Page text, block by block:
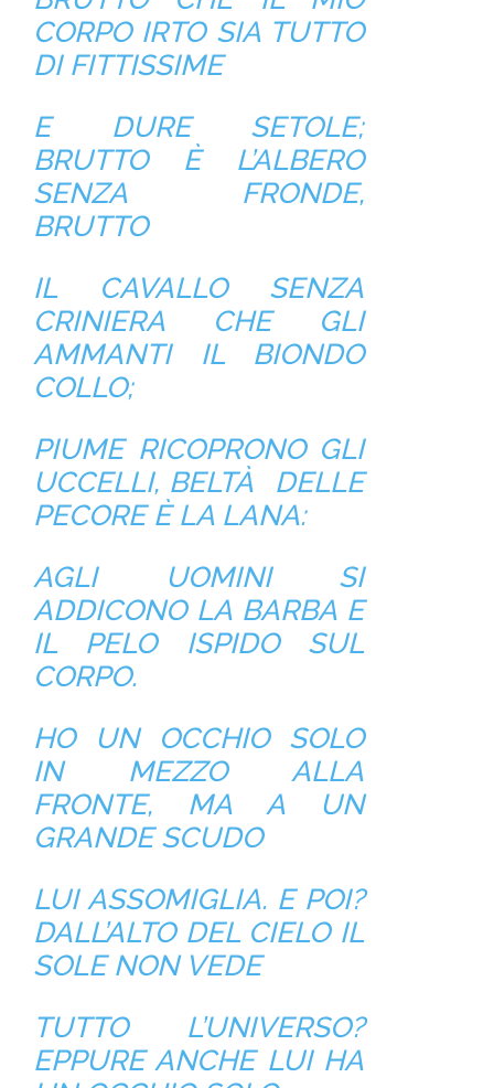
CORPO IRTO SIA TUTTO
DI FITTISSIME
E DURE SETOLE;
BRUTTO È L’ALBERO
SENZA FRONDE,
BRUTTO
IL CAVALLO SENZA
CRINIERA CHE GLI
AMMANTI IL BIONDO
COLLO;
PIUME RICOPRONO GLI
UCCELLI, BELTÀ DELLE
PECORE È LA LANA:
AGLI UOMINI SI
ADDICONO LA BARBA E
IL PELO ISPIDO SUL
CORPO.
HO UN OCCHIO SOLO
IN MEZZO ALLA
FRONTE, MA A UN
GRANDE SCUDO
LUI ASSOMIGLIA. E POI?
DALL’ALTO DEL CIELO IL
SOLE NON VEDE
TUTTO L’UNIVERSO?
EPPURE ANCHE LUI HA